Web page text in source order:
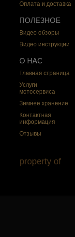
Оплата и доставка
ПОЛЕЗНОЕ
Видео обзоры
Видео инструкции
О НАС
Главная страница
Услуги
мотосервиса
Зимнее хранение
Контактная
информация
Отзывы
property of